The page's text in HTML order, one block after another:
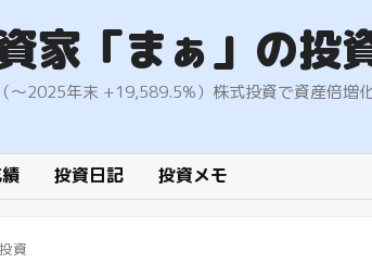
家「まぁ」の投
〜2025年末 +19,589.5%）株式投資で資産倍増
投資日記 投資メモ
投資